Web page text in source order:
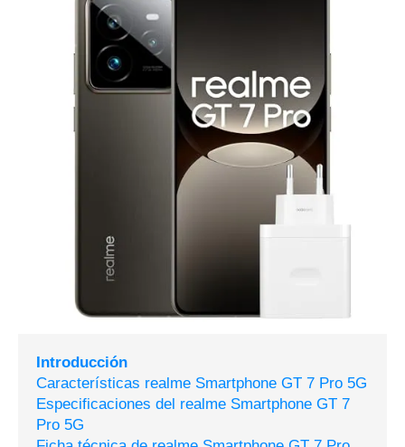
Introducción
Características realme Smartphone GT 7 Pro 5G
Especificaciones del realme Smartphone GT 7
Pro 5G